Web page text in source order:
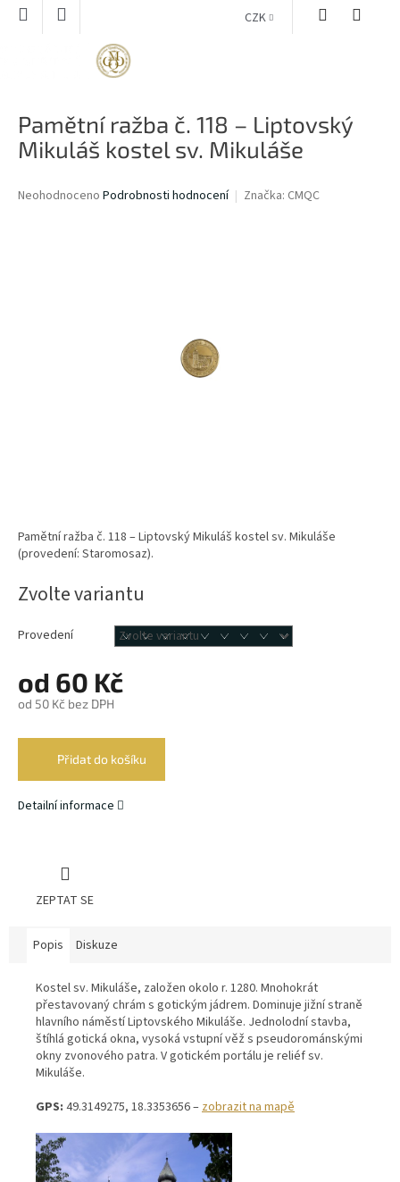
Přejít
CZK
Pamětní ražba č. 118 – Liptovský
Mikuláš kostel sv. Mikuláše
Průměrné
Neohodnoceno Podrobnosti hodnocení Značka: CMQC
od 60 Kč
od 50 Kč bez DPH
Zvolte variantu
Provedení
Přidat do košíku
Pamětní ražba č. 118 – Liptovský Mikuláš kostel sv. Mikuláše
(provedení: Staromosaz).
Detailní informace
ZEPTAT SE
Popis Diskuze
Kostel sv. Mikuláše, založen okolo r. 1280. Mnohokrát
přestavovaný chrám s gotickým jádrem. Dominuje jižní straně
hlavního náměstí Liptovského Mikuláše. Jednolodní stavba,
štíhlá gotická okna, vysoká vstupní věž s pseudorománskými
okny zvonového patra. V gotickém portálu je reliéf sv.
Mikuláše.
GPS: 49.3149275, 18.3353656 –zobrazit na mapě